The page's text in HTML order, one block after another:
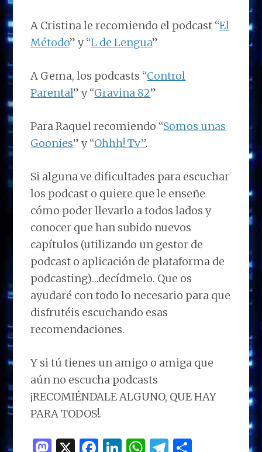
A Cristina le recomiendo el podcast “El
Método” y “L de Lengua”
A Gema, los podcasts “Control
Parental” y “Gravina 82”
Para Raquel recomiendo “Somos unas
Goonies” y “Ohhh! Tv”.
Si alguna ve dificultades para escuchar
los podcast o quiere que le enseñe
cómo poder llevarlo a todos lados y
conocer que han subido nuevos
capítulos (utilizando un gestor de
podcast o aplicación de plataforma de
podcasting)…decídmelo. Que os
ayudaré con todo lo necesario para que
disfrutéis escuchando esas
recomendaciones.
Y si tú tienes un amigo o amiga que
aún no escucha podcasts
¡RECOMIÉNDALE ALGUNO, QUE HAY
PARA TODOS!.